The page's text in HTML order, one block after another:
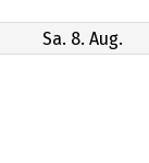
Sa. 8. Aug.